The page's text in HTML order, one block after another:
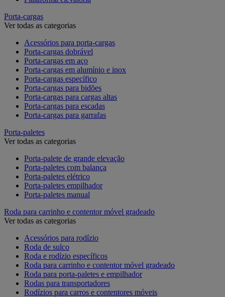
Porta-cargas
Ver todas as categorias
Acessórios para porta-cargas
Porta-cargas dobrável
Porta-cargas em aço
Porta-cargas em alumínio e inox
Porta-cargas específico
Porta-cargas para bidões
Porta-cargas para cargas altas
Porta-cargas para escadas
Porta-cargas para garrafas
Porta-paletes
Ver todas as categorias
Porta-palete de grande elevação
Porta-paletes com balança
Porta-paletes elétrico
Porta-paletes empilhador
Porta-paletes manual
Roda para carrinho e contentor móvel gradeado
Ver todas as categorias
Acessórios para rodízio
Roda de sulco
Roda e rodízio específicos
Roda para carrinho e contentor móvel gradeado
Roda para porta-paletes e empilhador
Rodas para transportadores
Rodízios para carros e contentores móveis